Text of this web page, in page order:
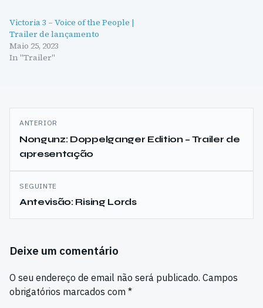
Victoria 3 – Voice of the People |
Trailer de lançamento
Maio 25, 2023
In "Trailer"
Navegação
de
artigos
ANTERIOR
Nongunz: Doppelganger Edition – Trailer de
apresentação
SEGUINTE
Antevisão: Rising Lords
Deixe um comentário
O seu endereço de email não será publicado. Campos
obrigatórios marcados com *